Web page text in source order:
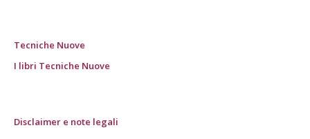
Tecniche Nuove
I libri Tecniche Nuove
Disclaimer e note legali